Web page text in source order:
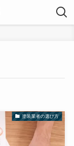
塗装業者の選び方